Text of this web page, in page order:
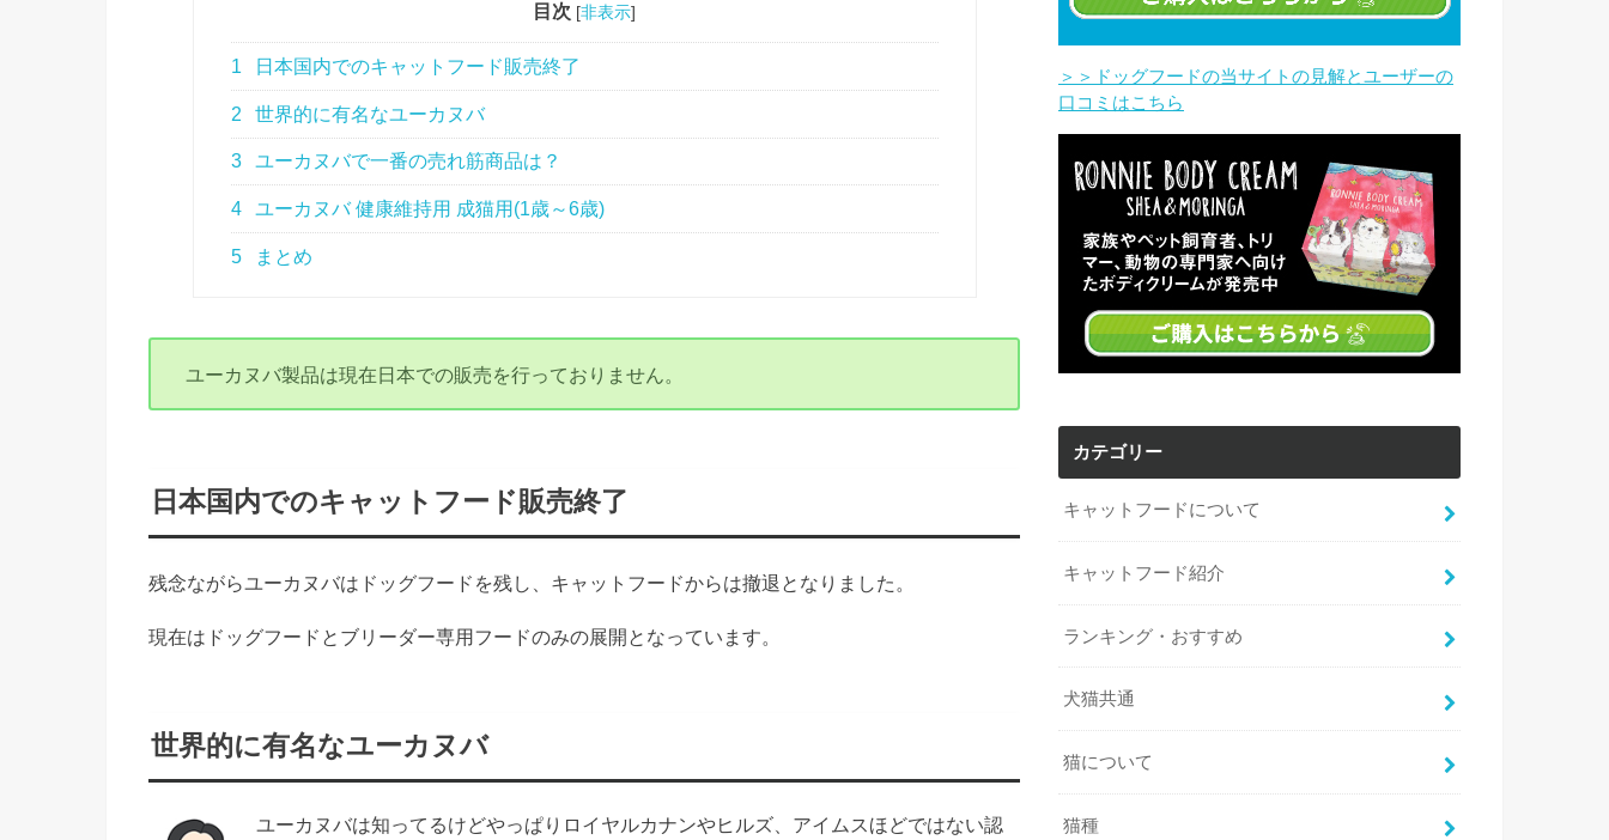
目次 [非表示]
1 日本国内でのキャットフード販売終了
2 世界的に有名なユーカヌバ
3 ユーカヌバで一番の売れ筋商品は？
4 ユーカヌバ 健康維持用 成猫用(1歳～6歳)
5 まとめ
ユーカヌバ製品は現在日本での販売を行っておりません。
日本国内でのキャットフード販売終了
残念ながらユーカヌバはドッグフードを残し、キャットフードからは撤退となりました。
現在はドッグフードとブリーダー専用フードのみの展開となっています。
世界的に有名なユーカヌバ
ユーカヌバは知ってるけどやっぱりロイヤルカナンやヒルズ、アイムスほどではない認
＞＞ドッグフードの当サイトの見解とユーザーの
口コミはこちら
カテゴリー
キャットフードについて
キャットフード紹介
ランキング・おすすめ
犬猫共通
猫について
猫種